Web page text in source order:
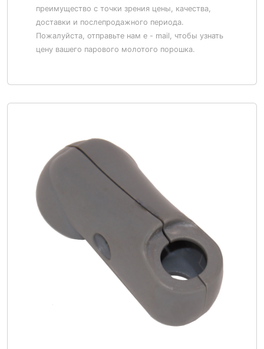
преимущество с точки зрения цены, качества,
доставки и послепродажного периода.
Пожалуйста, отправьте нам e - mail, чтобы узнать
цену вашего парового молотого порошка.